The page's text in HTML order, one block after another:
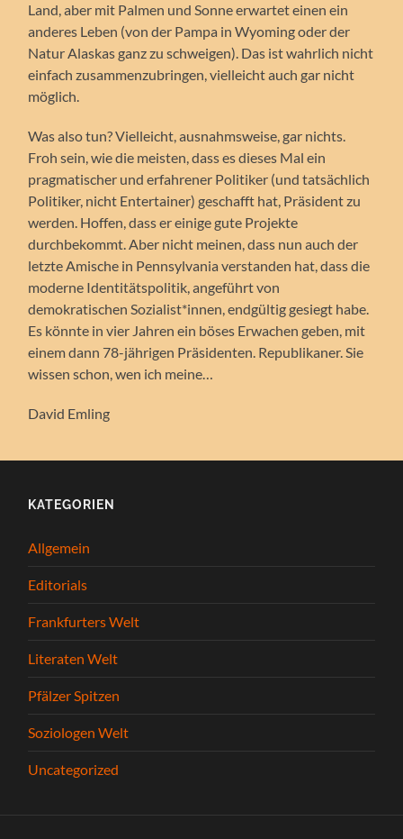
Land, aber mit Palmen und Sonne erwartet einen ein
anderes Leben (von der Pampa in Wyoming oder der
Natur Alaskas ganz zu schweigen). Das ist wahrlich nicht
einfach zusammenzubringen, vielleicht auch gar nicht
möglich.
Was also tun? Vielleicht, ausnahmsweise, gar nichts.
Froh sein, wie die meisten, dass es dieses Mal ein
pragmatischer und erfahrener Politiker (und tatsächlich
Politiker, nicht Entertainer) geschafft hat, Präsident zu
werden. Hoffen, dass er einige gute Projekte
durchbekommt. Aber nicht meinen, dass nun auch der
letzte Amische in Pennsylvania verstanden hat, dass die
moderne Identitätspolitik, angeführt von
demokratischen Sozialist*innen, endgültig gesiegt habe.
Es könnte in vier Jahren ein böses Erwachen geben, mit
einem dann 78-jährigen Präsidenten. Republikaner. Sie
wissen schon, wen ich meine…
David Emling
KATEGORIEN
Allgemein
Editorials
Frankfurters Welt
Literaten Welt
Pfälzer Spitzen
Soziologen Welt
Uncategorized